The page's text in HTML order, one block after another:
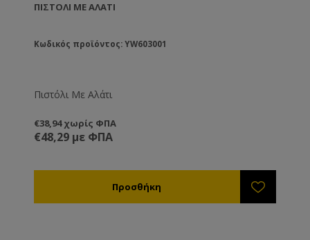
ΠΙΣΤΌΛΙ ΜΕ ΑΛΆΤΙ
Κωδικός προϊόντος: YW603001
Πιστόλι Με Αλάτι
€38,94 χωρίς ΦΠΑ
€48,29 με ΦΠΑ